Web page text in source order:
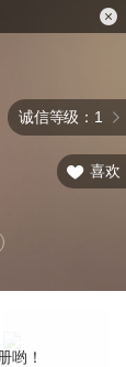
诚信等级：1
喜欢
哟！